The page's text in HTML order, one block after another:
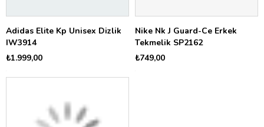
Adidas Elite Kp Unisex Dizlik
IW3914
₺1.999,00
Nike Nk J Guard-Ce Erkek
Tekmelik SP2162
₺749,00